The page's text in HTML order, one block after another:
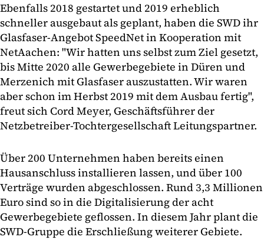
Ebenfalls 2018 gestartet und 2019 erheblich
schneller ausgebaut als geplant, haben die SWD ihr
Glasfaser-Angebot SpeedNet in Kooperation mit
NetAachen: "Wir hatten uns selbst zum Ziel gesetzt,
bis Mitte 2020 alle Gewerbegebiete in Düren und
Merzenich mit Glasfaser auszustatten. Wir waren
aber schon im Herbst 2019 mit dem Ausbau fertig",
freut sich Cord Meyer, Geschäftsführer der
Netzbetreiber-Tochtergesellschaft Leitungspartner.
Über 200 Unternehmen haben bereits einen
Hausanschluss installieren lassen, und über 100
Verträge wurden abgeschlossen. Rund 3,3 Millionen
Euro sind so in die Digitalisierung der acht
Gewerbegebiete geflossen. In diesem Jahr plant die
SWD-Gruppe die Erschließung weiterer Gebiete.